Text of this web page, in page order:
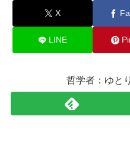
X
LINE
哲学者：ゆと